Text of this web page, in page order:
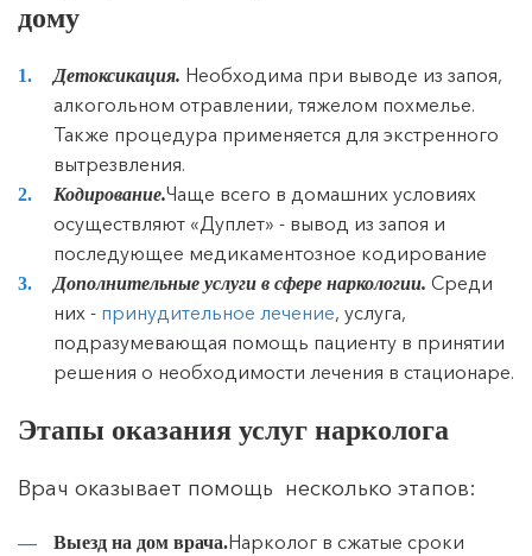
дому
Детоксикация. Необходима при выводе из запоя,
алкогольном отравлении, тяжелом похмелье.
Также процедура применяется для экстренного
вытрезвления.
Кодирование.Чаще всего в домашних условиях
осуществляют «Дуплет» - вывод из запоя и
последующее медикаментозное кодирование
Дополнительные услуги в сфере наркологии. Среди
них - принудительное лечение, услуга,
подразумевающая помощь пациенту в принятии
решения о необходимости лечения в стационаре.
Этапы оказания услуг нарколога
Врач оказывает помощь несколько этапов:
Выезд на дом врача.Нарколог в сжатые сроки